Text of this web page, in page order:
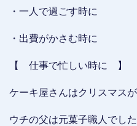
・一人で過ごす時に
・出費がかさむ時に
【 仕事で忙しい時に 】
ケーキ屋さんはクリスマス
ウチの父は元菓子職人でし